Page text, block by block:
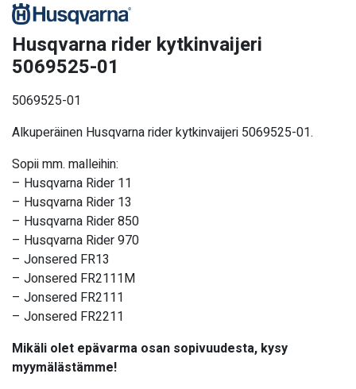
Husqvarna rider kytkinvaijeri
5069525-01
5069525-01
Alkuperäinen Husqvarna rider kytkinvaijeri 5069525-01.
Sopii mm. malleihin:
– Husqvarna Rider 11
– Husqvarna Rider 13
– Husqvarna Rider 850
– Husqvarna Rider 970
– Jonsered FR13
– Jonsered FR2111M
– Jonsered FR2111
– Jonsered FR2211
Mikäli olet epävarma osan sopivuudesta, kysy
myymälästämme!